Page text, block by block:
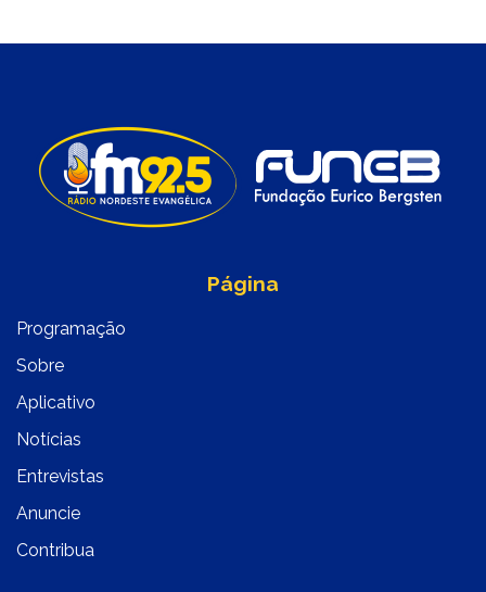
Página
Programação
Sobre
Aplicativo
Notícias
Entrevistas
Anuncie
Contribua